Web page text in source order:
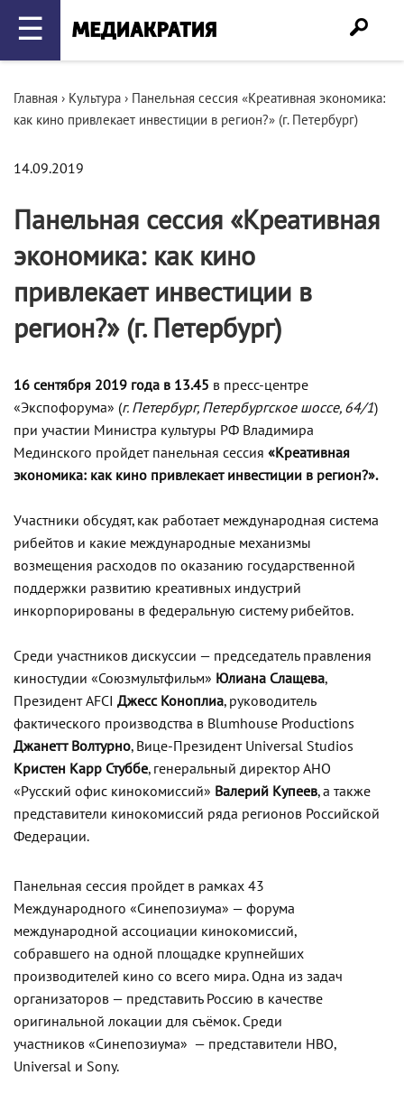
☰
Главная › Культура › Панельная сессия «Креативная экономика:
как кино привлекает инвестиции в регион?» (г. Петербург)
14.09.2019
Панельная сессия «Креативная
экономика: как кино
привлекает инвестиции в
регион?» (г. Петербург)
16 сентября 2019 года в 13.45 в пресс-центре
«Экспофорума» (г. Петербург, Петербургское шоссе, 64/1)
при участии Министра культуры РФ Владимира
Мединского пройдет панельная сессия «Креативная
экономика: как кино привлекает инвестиции в регион?».
Участники обсудят, как работает международная система
рибейтов и какие международные механизмы
возмещения расходов по оказанию государственной
поддержки развитию креативных индустрий
инкорпорированы в федеральную систему рибейтов.
Среди участников дискуссии — председатель правления
киностудии «Союзмультфильм» Юлиана Слащева,
Президент AFCI Джесс Коноплиа, руководитель
фактического производства в Blumhouse Productions
Джанетт Волтурно, Вице-Президент Universal Studios
Кристен Карр Стуббе, генеральный директор АНО
«Русский офис кинокомиссий» Валерий Купеев, а также
представители кинокомиссий ряда регионов Российской
Федерации.
Панельная сессия пройдет в рамках 43
Международного «Синепозиума» — форума
международной ассоциации кинокомиссий,
собравшего на одной площадке крупнейших
производителей кино со всего мира. Одна из задач
организаторов — представить Россию в качестве
оригинальной локации для съёмок. Среди
участников «Синепозиума» — представители HBO,
Universal и Sony.